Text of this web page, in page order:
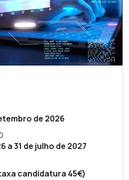
de 2026
a 31 de julho de 2027
candidatura 45€)